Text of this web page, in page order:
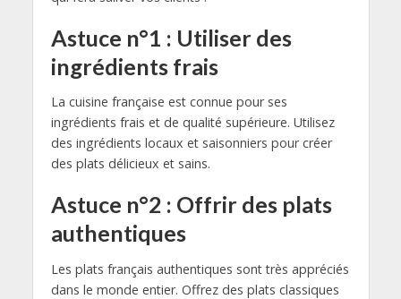
Astuce n°1 : Utiliser des
ingrédients frais
La cuisine française est connue pour ses
ingrédients frais et de qualité supérieure. Utilisez
des ingrédients locaux et saisonniers pour créer
des plats délicieux et sains.
Astuce n°2 : Offrir des plats
authentiques
Les plats français authentiques sont très appréciés
dans le monde entier. Offrez des plats classiques